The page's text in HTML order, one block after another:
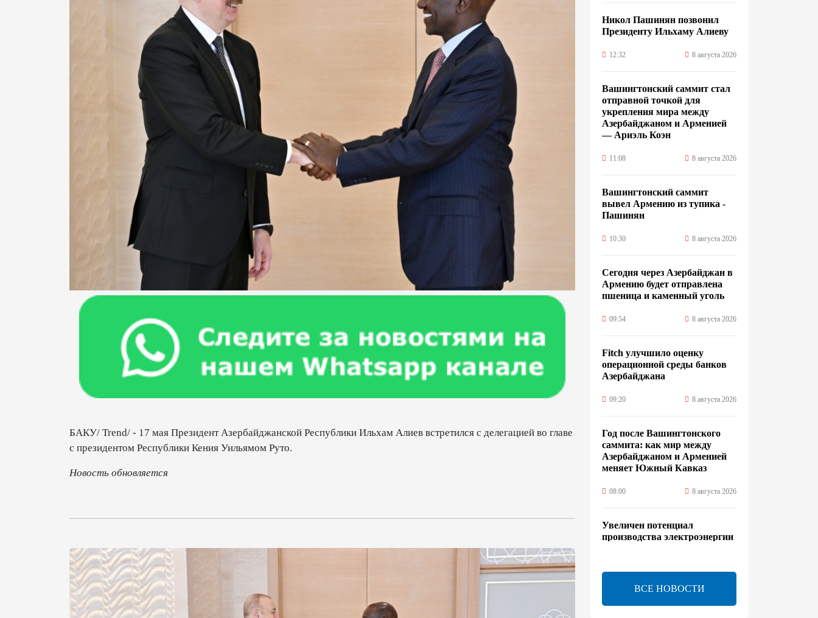
БАКУ/ Trend/ - 17 мая Президент Азербайджанской Республики Ильхам Алиев встретился с делегацией во главе
с президентом Республики Кения Уильямом Руто.
Новость обновляется
Никол Пашинян позвонил
Президенту Ильхаму Алиеву
12:32 8 августа 2026
Вашингтонский саммит стал
отправной точкой для
укрепления мира между
Азербайджаном и Арменией
— Ариэль Коэн
11:08 8 августа 2026
Вашингтонский саммит
вывел Армению из тупика -
Пашинян
10:30 8 августа 2026
Сегодня через Азербайджан в
Армению будет отправлена
пшеница и каменный уголь
09:54 8 августа 2026
Fitch улучшило оценку
операционной среды банков
Азербайджана
09:20 8 августа 2026
Год после Вашингтонского
саммита: как мир между
Азербайджаном и Арменией
меняет Южный Кавказ
08:00 8 августа 2026
Увеличен потенциал
производства электроэнергии
00:44 8 августа 2026
Китайская компания Jiangsu
ВСЕ НОВОСТИ